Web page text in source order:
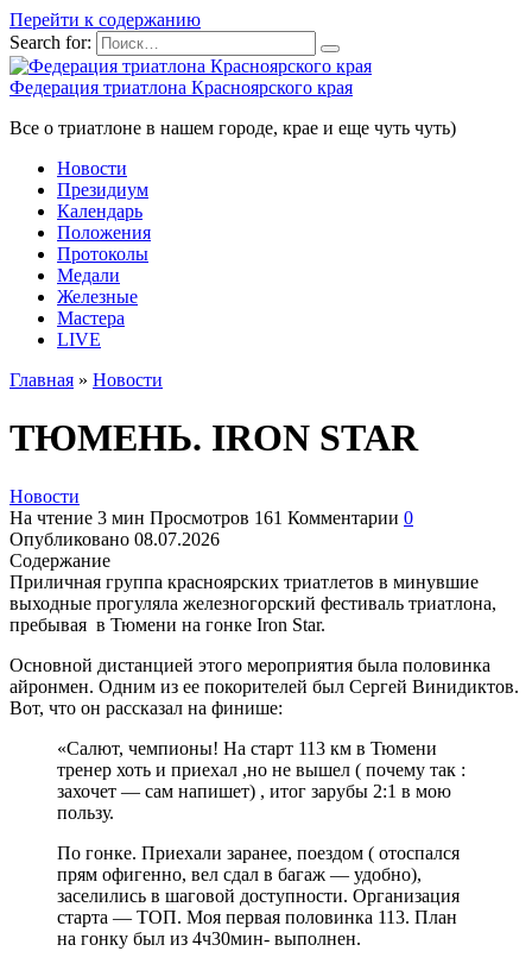
Перейти к содержанию
Search for:
Федерация триатлона Красноярского края
Все о триатлоне в нашем городе, крае и еще чуть чуть)
Новости
Президиум
Календарь
Положения
Протоколы
Медали
Железные
Мастера
LIVE
Главная » Новости
ТЮМЕНЬ. IRON STAR
Новости
На чтение 3 мин Просмотров 161 Комментарии 0
Опубликовано 08.07.2026
Содержание
Приличная группа красноярских триатлетов в минувшие
выходные прогуляла железногорский фестиваль триатлона,
пребывая в Тюмени на гонке Iron Star.
Основной дистанцией этого мероприятия была половинка
айронмен. Одним из ее покорителей был Сергей Винидиктов.
Вот, что он рассказал на финише:
«Салют, чемпионы! На старт 113 км в Тюмени
тренер хоть и приехал ,но не вышел ( почему так :
захочет — сам напишет) , итог зарубы 2:1 в мою
пользу.
По гонке. Приехали заранее, поездом ( отоспался
прям офигенно, вел сдал в багаж — удобно),
заселились в шаговой доступности. Организация
старта — ТОП. Моя первая половинка 113. План
на гонку был из 4ч30мин- выполнен.